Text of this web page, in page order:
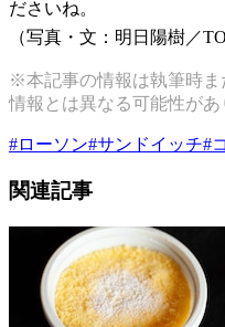
ださいね。
（写真・文：明日陽樹／
※本記事の情報は執筆時ま
情報とは異なる可能性が
#ローソン#サンドイッチ#
関連記事